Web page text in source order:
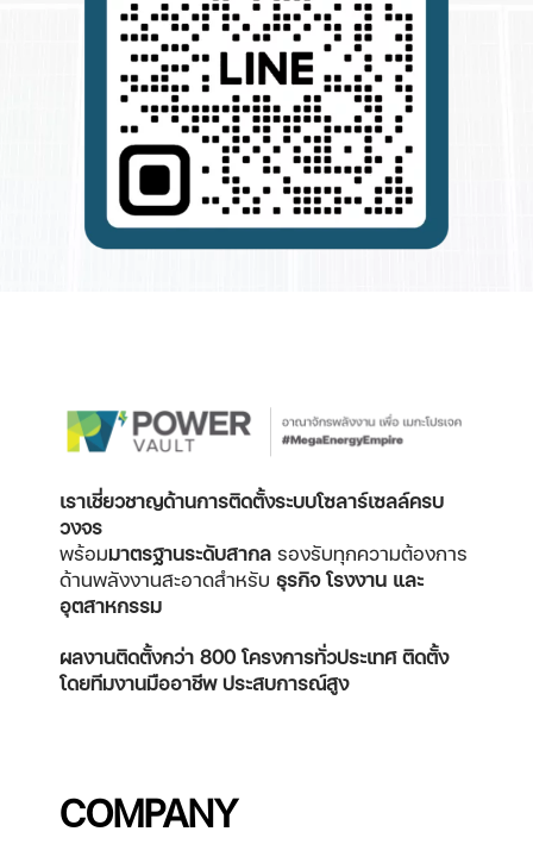
เราเชี่ยวชาญด้านการติดตั้งระบบโซลาร์เซลล์ครบ
วงจร
พร้อมมาตรฐานระดับสากล รองรับทุกความต้องการ
ด้านพลังงานสะอาดสำหรับ ธุรกิจ โรงงาน และ
อุตสาหกรรม
ผลงานติดตั้งกว่า 800 โครงการทั่วประเทศติดตั้ง
โดยทีมงานมืออาชีพ ประสบการณ์สูง
COMPANY